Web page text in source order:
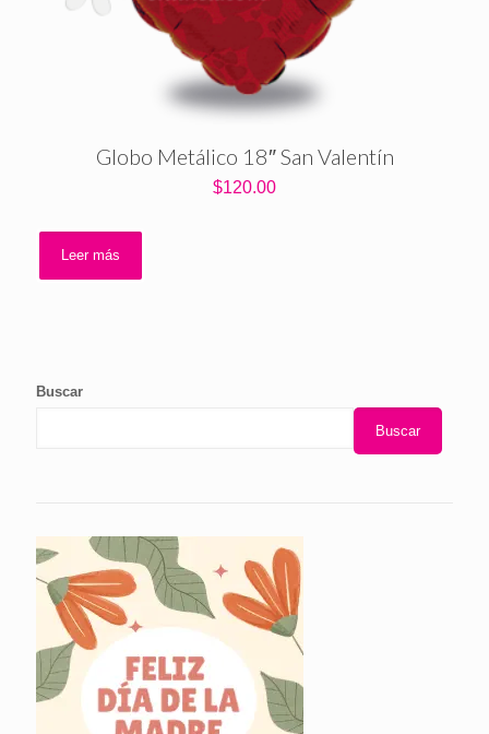
Globo Metálico 18″ San Valentín
$120.00
Leer más
Buscar
Buscar